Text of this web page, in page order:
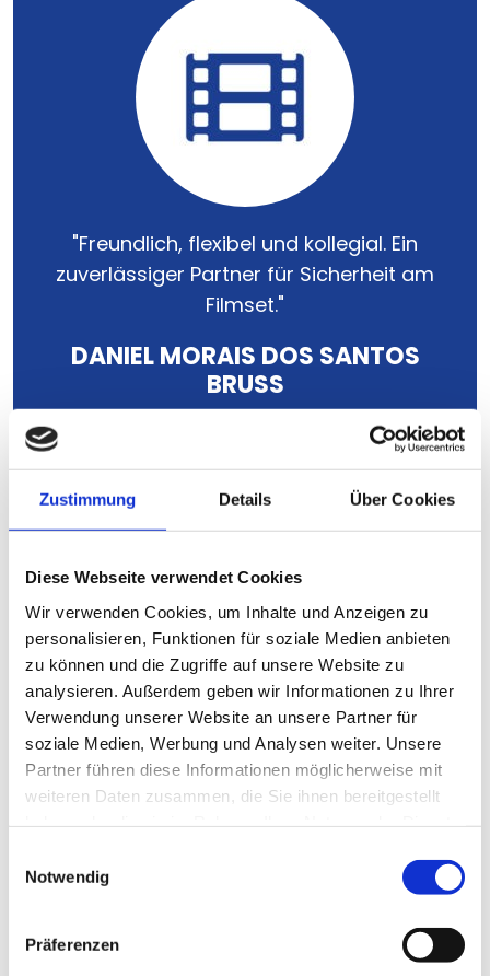
Zustimmung Details Über Cookies
Diese Webseite verwendet Cookies
Wir verwenden Cookies, um Inhalte und Anzeigen zu
personalisieren, Funktionen für soziale Medien anbieten
zu können und die Zugriffe auf unsere Website zu
analysieren. Außerdem geben wir Informationen zu Ihrer
Verwendung unserer Website an unsere Partner für
soziale Medien, Werbung und Analysen weiter. Unsere
Partner führen diese Informationen möglicherweise mit
weiteren Daten zusammen, die Sie ihnen bereitgestellt
Notwendig
Präferenzen
"Freundlich, flexibel und kollegial. Ein
zuverlässiger Partner für Sicherheit am
Filmset."
DANIEL MORAIS DOS SANTOS
BRUSS
Selbstständiger Aufnahmeleiter
"Die GS-Protection ist sehr zuverlässig und
steht zu Ihrem Wort. Wir schätzen die
Loyalität und Professionalität des